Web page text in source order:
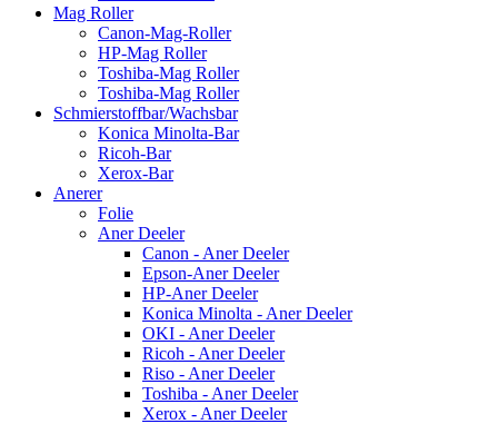
Mag Roller
Canon-Mag-Roller
HP-Mag Roller
Toshiba-Mag Roller
Toshiba-Mag Roller
Schmierstoffbar/Wachsbar
Konica Minolta-Bar
Ricoh-Bar
Xerox-Bar
Anerer
Folie
Aner Deeler
Canon - Aner Deeler
Epson-Aner Deeler
HP-Aner Deeler
Konica Minolta - Aner Deeler
OKI - Aner Deeler
Ricoh - Aner Deeler
Riso - Aner Deeler
Toshiba - Aner Deeler
Xerox - Aner Deeler